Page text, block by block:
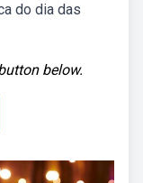
do dia das
below.